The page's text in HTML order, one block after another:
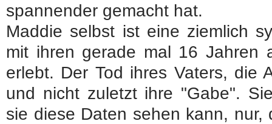
spannender gemacht hat.
Maddie selbst ist eine ziemlich
mit ihren gerade mal 16 Jahren
erlebt. Der Tod ihres Vaters, die
und nicht zuletzt ihre "Gabe".
sie diese Daten sehen kann, nur,